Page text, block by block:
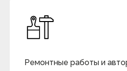
Ремонтные работы и